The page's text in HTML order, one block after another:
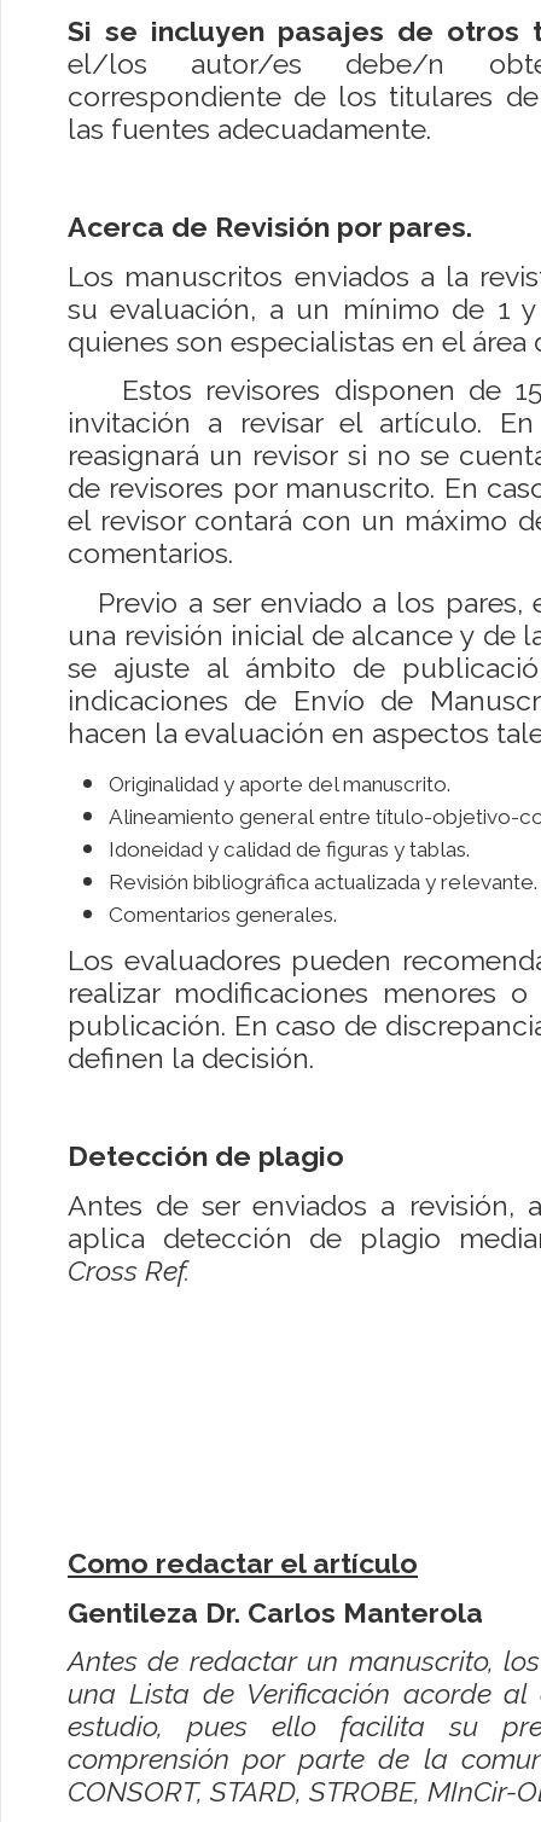
Si se incluyen pasajes de otros
el/los autor/es debe/n
correspondiente de los titulares
las fuentes adecuadamente.
Acerca de Revisión por pares.
Los manuscritos enviados a la
su evaluación, a un mínimo de 1
quienes son especialistas en el área
Estos revisores disponen de
invitación a revisar el artículo.
reasignará un revisor si no se
de revisores por manuscrito. En
el revisor contará con un máximo
comentarios.
Previo a ser enviado a los pares,
una revisión inicial de alcance y de
se ajuste al ámbito de
indicaciones de Envío de
hacen la evaluación en aspectos
Originalidad y aporte del manuscrito.
Alineamiento general entre título-objetivo-
Idoneidad y calidad de figuras y tablas.
Revisión bibliográfica actualizada y relevante.
Comentarios generales.
Los evaluadores pueden
realizar modificaciones menores
publicación. En caso de
definen la decisión.
Detección de plagio
Antes de ser enviados a revisión,
aplica detección de plagio
Cross Ref.
Como redactar el artículo
Gentileza Dr. Carlos Manterola
Antes de redactar un manuscrito,
una Lista de Verificación acorde al
estudio, pues ello facilita su
comprensión por parte de la
CONSORT, STARD, STROBE, MInCir-